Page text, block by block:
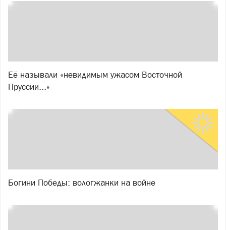
Её называли «невидимым ужасом Восточной
Пруссии...»
Богини Победы: вологжанки на войне